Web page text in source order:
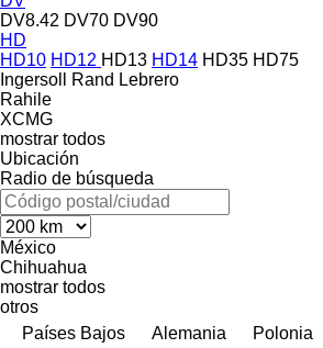
DV8.42 DV70 DV90
HD
HD10 HD12 HD13 HD14 HD35 HD75
Ingersoll Rand Lebrero
Rahile
XCMG
mostrar todos
Ubicación
Radio de búsqueda
México
Chihuahua
mostrar todos
otros
Países Bajos
Alemania Polonia